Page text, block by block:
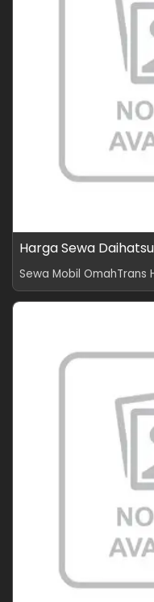
Harga Sewa
Sewa Mobil OmahTrans